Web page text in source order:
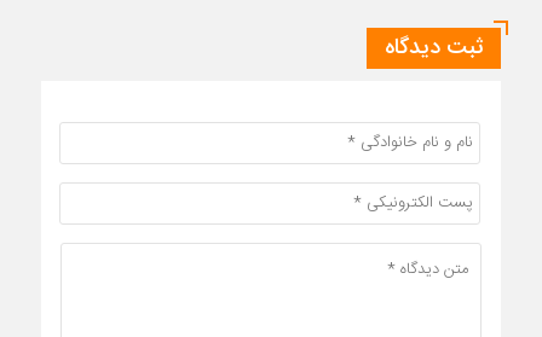
ثبت دیدگاه